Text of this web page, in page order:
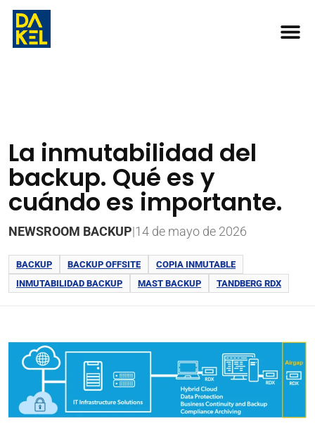
La inmutabilidad del
backup. Qué es y
cuándo es importante.
NEWSROOM BACKUP|14 de mayo de 2026
BACKUP BACKUP OFFSITE
COPIA INMUTABLE
INMUTABILIDAD BACKUP
MAST BACKUP TANDBERG RDX